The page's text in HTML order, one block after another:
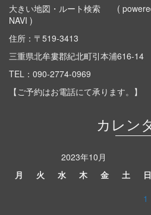
大きい地図・ルート検索
(
NAVI )
住所：〒519-3413
三重県北牟婁郡紀北町引本浦616-14
TEL： 090-2774-0969
【ご予約はお電話にて承ります。】
カレン
2023年10月
月
火 水 木 金 土
日
1